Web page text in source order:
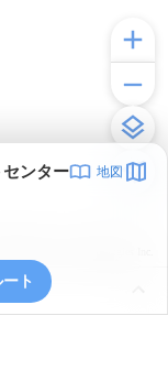
ンター 地図
ト